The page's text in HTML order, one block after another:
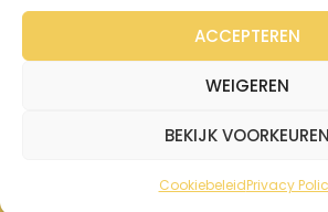
ACCEPTEREN
WEIGEREN
BEKIJK VOORKEUREN
CookiebeleidPrivacy
Kortemark
Oostende
gemaakt met door